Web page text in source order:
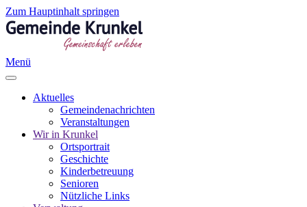
Zum Hauptinhalt springen
Menü
Aktuelles
Gemeindenachrichten
Veranstaltungen
Wir in Krunkel
Ortsportrait
Geschichte
Kinderbetreuung
Senioren
Nützliche Links